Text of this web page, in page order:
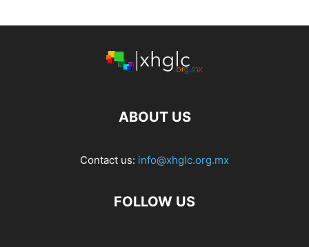
ABOUT US
Contact us: info@xhglc.org.mx
FOLLOW US